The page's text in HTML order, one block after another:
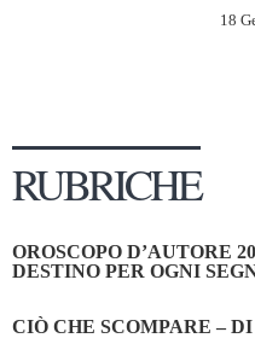
18
RUBRICHE
OROSCOPO D’AUTORE
DESTINO PER OGNI
CIÒ CHE SCOMPARE –